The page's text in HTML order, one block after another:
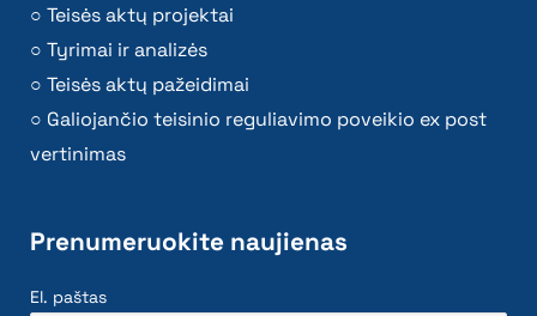
Teisės aktų projektai
Tyrimai ir analizės
Teisės aktų pažeidimai
Galiojančio teisinio reguliavimo poveikio ex post
vertinimas
Prenumeruokite naujienas
El. paštas